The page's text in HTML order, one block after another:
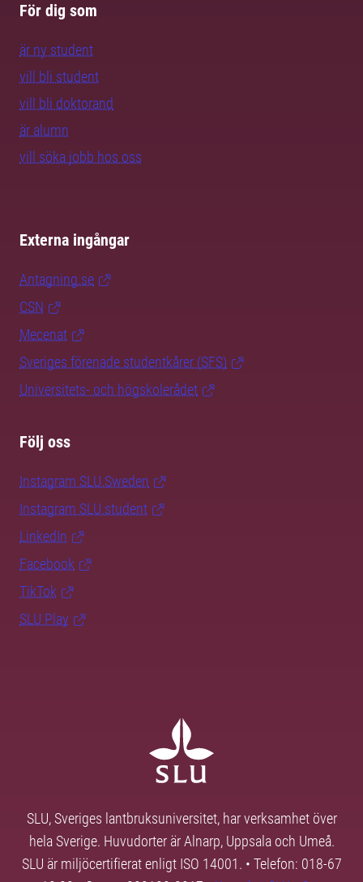
För dig som
är ny student
vill bli student
vill bli doktorand
är alumn
vill söka jobb hos oss
Externa ingångar
Antagning.se
CSN
Mecenat
Sveriges förenade studentkårer (SFS)
Universitets- och högskolerådet
Följ oss
Instagram SLU.Sweden
Instagram SLU.student
LinkedIn
Facebook
TikTok
SLU Play
SLU, Sveriges lantbruksuniversitet, har verksamhet över
hela Sverige. Huvudorter är Alnarp, Uppsala och Umeå.
SLU är miljöcertifierat enligt ISO 14001. • Telefon: 018-67